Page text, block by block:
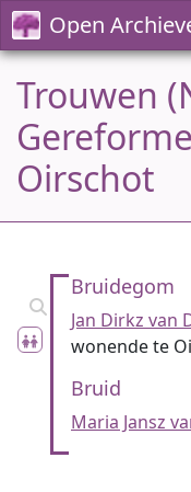
Open
Trouwen
Oirschot
Bruidegom
Jan Dirkz van
wonende te
Bruid
Maria Jansz